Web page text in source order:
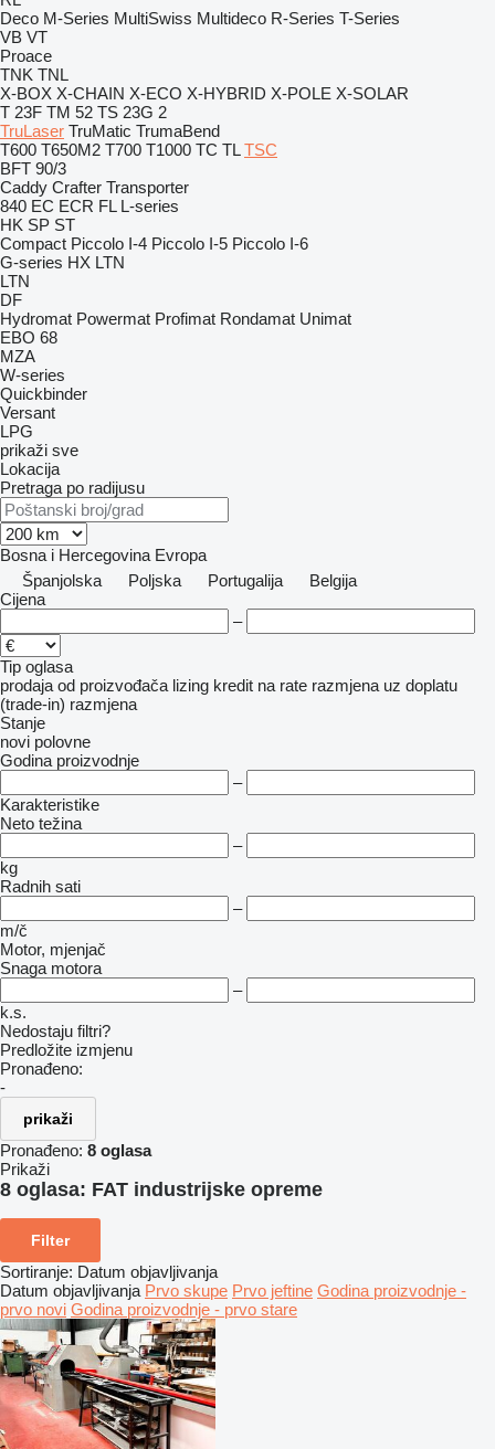
Deco M-Series MultiSwiss Multideco R-Series T-Series
VB VT
Proace
TNK TNL
X-BOX X-CHAIN X-ECO X-HYBRID X-POLE X-SOLAR
T 23F TM 52 TS 23G 2
TruLaser TruMatic TrumaBend
T600 T650M2 T700 T1000 TC TL TSC
BFT 90/3
Caddy Crafter Transporter
840 EC ECR FL L-series
HK SP ST
Compact Piccolo I-4 Piccolo I-5 Piccolo I-6
G-series HX LTN
LTN
DF
Hydromat Powermat Profimat Rondamat Unimat
EBO 68
MZA
W-series
Quickbinder
Versant
LPG
prikaži sve
Lokacija
Pretraga po radijusu
Bosna i Hercegovina Evropa
Španjolska
Poljska Portugalija
Belgija
Cijena
–
Tip oglasa
prodaja od proizvođača lizing kredit na rate razmjena uz doplatu
(trade-in) razmjena
Stanje
novi polovne
Godina proizvodnje
–
Karakteristike
Neto težina
–
kg
Radnih sati
–
m/č
Motor, mjenjač
Snaga motora
–
k.s.
Nedostaju filtri?
Predložite izmjenu
Pronađeno:
-
prikaži
Pronađeno: 8 oglasa
Prikaži
8 oglasa: FAT industrijske opreme
Filter
Sortiranje: Datum objavljivanja
Datum objavljivanja Prvo skupe Prvo jeftine Godina proizvodnje -
prvo novi Godina proizvodnje - prvo stare